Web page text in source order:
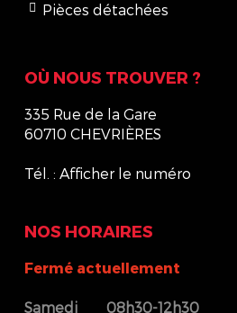
Pièces détachées
OÙ NOUS TROUVER ?
335 Rue de la Gare
60710 CHEVRIÈRES
Tél. : Afficher le numéro
NOS HORAIRES
Fermé actuellement
Samedi 08h30-12h30